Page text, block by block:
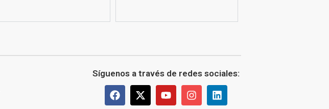
Síguenos a través de redes sociales: